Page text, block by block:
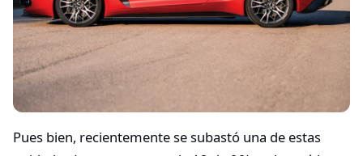
Pues bien, recientemente se subastó una de estas